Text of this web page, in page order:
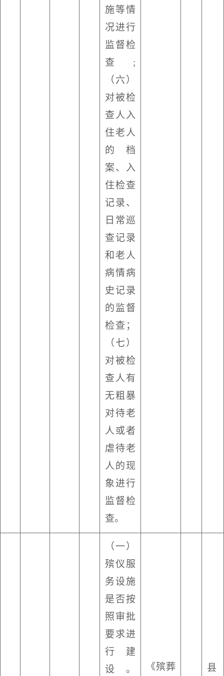
施等情
况进行
监督检
查 ;
（六）
对被检
查人入
住老人
的档
案、入
住检查
记录、
日常巡
查记录
和老人
病情病
史记录
的监督
检查；
（七）
对被检
查人有
无粗暴
对待老
人或者
虐待老
人的现
象进行
监督检
查。
（一）
殡仪服
务设施
是否按
照审批
要求进
行建
设。
《殡葬
县